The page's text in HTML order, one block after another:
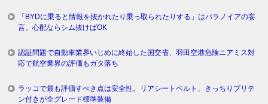
「BYDに乗ると情報を抜かれたり乗っ取られたりする」はパラノイアの妄
言。心配ならシム抜けばOK
認証問題で自動車業界いじめに終始した国交省、羽田空港危険ニアミス対
応で航空業界の評価もガタ落ち
ラッコで最も評価すべき点は安全性。リアシートベルト、きっちりプリテ
ン付きが全グレード標準装備